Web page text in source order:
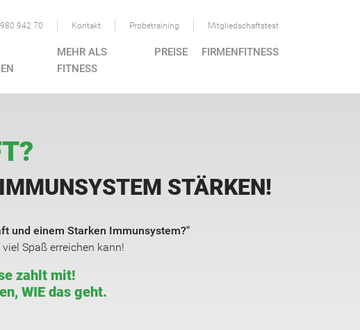
942 70 Kontakt Probetraining Mitgliedschaftstest
MEHR ALS
FITNESS
PREISE FIRMENFITNESS
STÄRKEN!
und einem Starken Immunsystem?"
Spaß erreichen kann!
zahlt mit!
WIE das geht.